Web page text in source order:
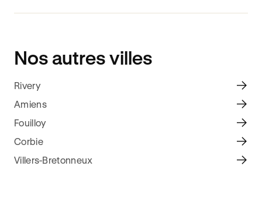
Nos autres villes
Rivery
Amiens
Fouilloy
Corbie
Villers-Bretonneux